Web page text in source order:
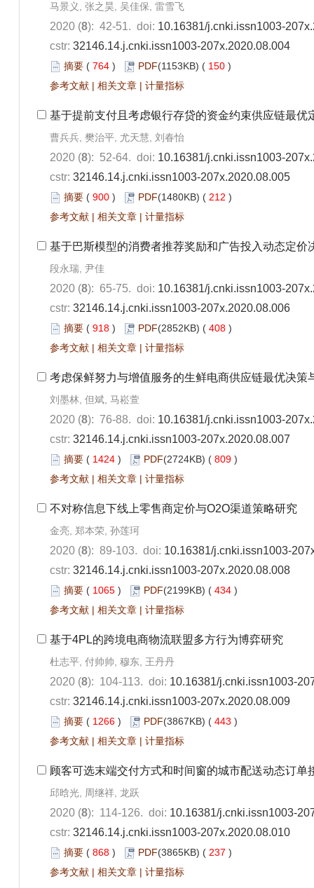
马景义, 张之昊, 吴佳保, 雷雪飞
2020 (8): 42-51. doi: 10.16381/j.cnki.issn1003-
cstr: 32146.14.j.cnki.issn1003-207x.2020.08.004
摘要 ( 764 ) PDF(1153KB) ( 150 )
参考文献 | 相关文章 | 计量指标
基于提前支付且考虑银行存贷的资金约束供应链最优
曹兵兵, 樊治平, 尤天慧, 刘春怡
2020 (8): 52-64. doi: 10.16381/j.cnki.issn1003-
cstr: 32146.14.j.cnki.issn1003-207x.2020.08.005
摘要 ( 900 ) PDF(1480KB) ( 212 )
参考文献 | 相关文章 | 计量指标
基于巴斯模型的消费者推荐奖励和广告投入动态定价
段永瑞, 尹佳
2020 (8): 65-75. doi: 10.16381/j.cnki.issn1003-
cstr: 32146.14.j.cnki.issn1003-207x.2020.08.006
摘要 ( 918 ) PDF(2852KB) ( 408 )
参考文献 | 相关文章 | 计量指标
考虑保鲜努力与增值服务的生鲜电商供应链最优决策
刘墨林, 但斌, 马崧萱
2020 (8): 76-88. doi: 10.16381/j.cnki.issn1003-
cstr: 32146.14.j.cnki.issn1003-207x.2020.08.007
摘要 ( 1424 ) PDF(2724KB) ( 809 )
参考文献 | 相关文章 | 计量指标
不对称信息下线上零售商定价与O2O渠道策略研究
金亮, 郑本荣, 孙莲珂
2020 (8): 89-103. doi: 10.16381/j.cnki.issn1003-
cstr: 32146.14.j.cnki.issn1003-207x.2020.08.008
摘要 ( 1065 ) PDF(2199KB) ( 434 )
参考文献 | 相关文章 | 计量指标
基于4PL的跨境电商物流联盟多方行为博弈研究
杜志平, 付帅帅, 穆东, 王丹丹
2020 (8): 104-113. doi: 10.16381/j.cnki.issn1003-
cstr: 32146.14.j.cnki.issn1003-207x.2020.08.009
摘要 ( 1266 ) PDF(3867KB) ( 443 )
参考文献 | 相关文章 | 计量指标
顾客可选末端交付方式和时间窗的城市配送动态订单
邱晗光, 周继祥, 龙跃
2020 (8): 114-126. doi: 10.16381/j.cnki.issn1003-
cstr: 32146.14.j.cnki.issn1003-207x.2020.08.010
摘要 ( 868 ) PDF(3865KB) ( 237 )
参考文献 | 相关文章 | 计量指标